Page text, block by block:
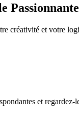
Passionnante
créativité et votre
et